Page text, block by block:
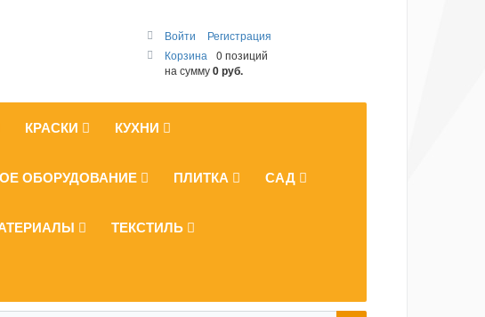
Войти
Регистрация
Корзина
0 позиций
на сумму0 руб.
КРАСКИ КУХНИ
ОБОРУДОВАНИЕ ПЛИТКА САД
ТЕКСТИЛЬ